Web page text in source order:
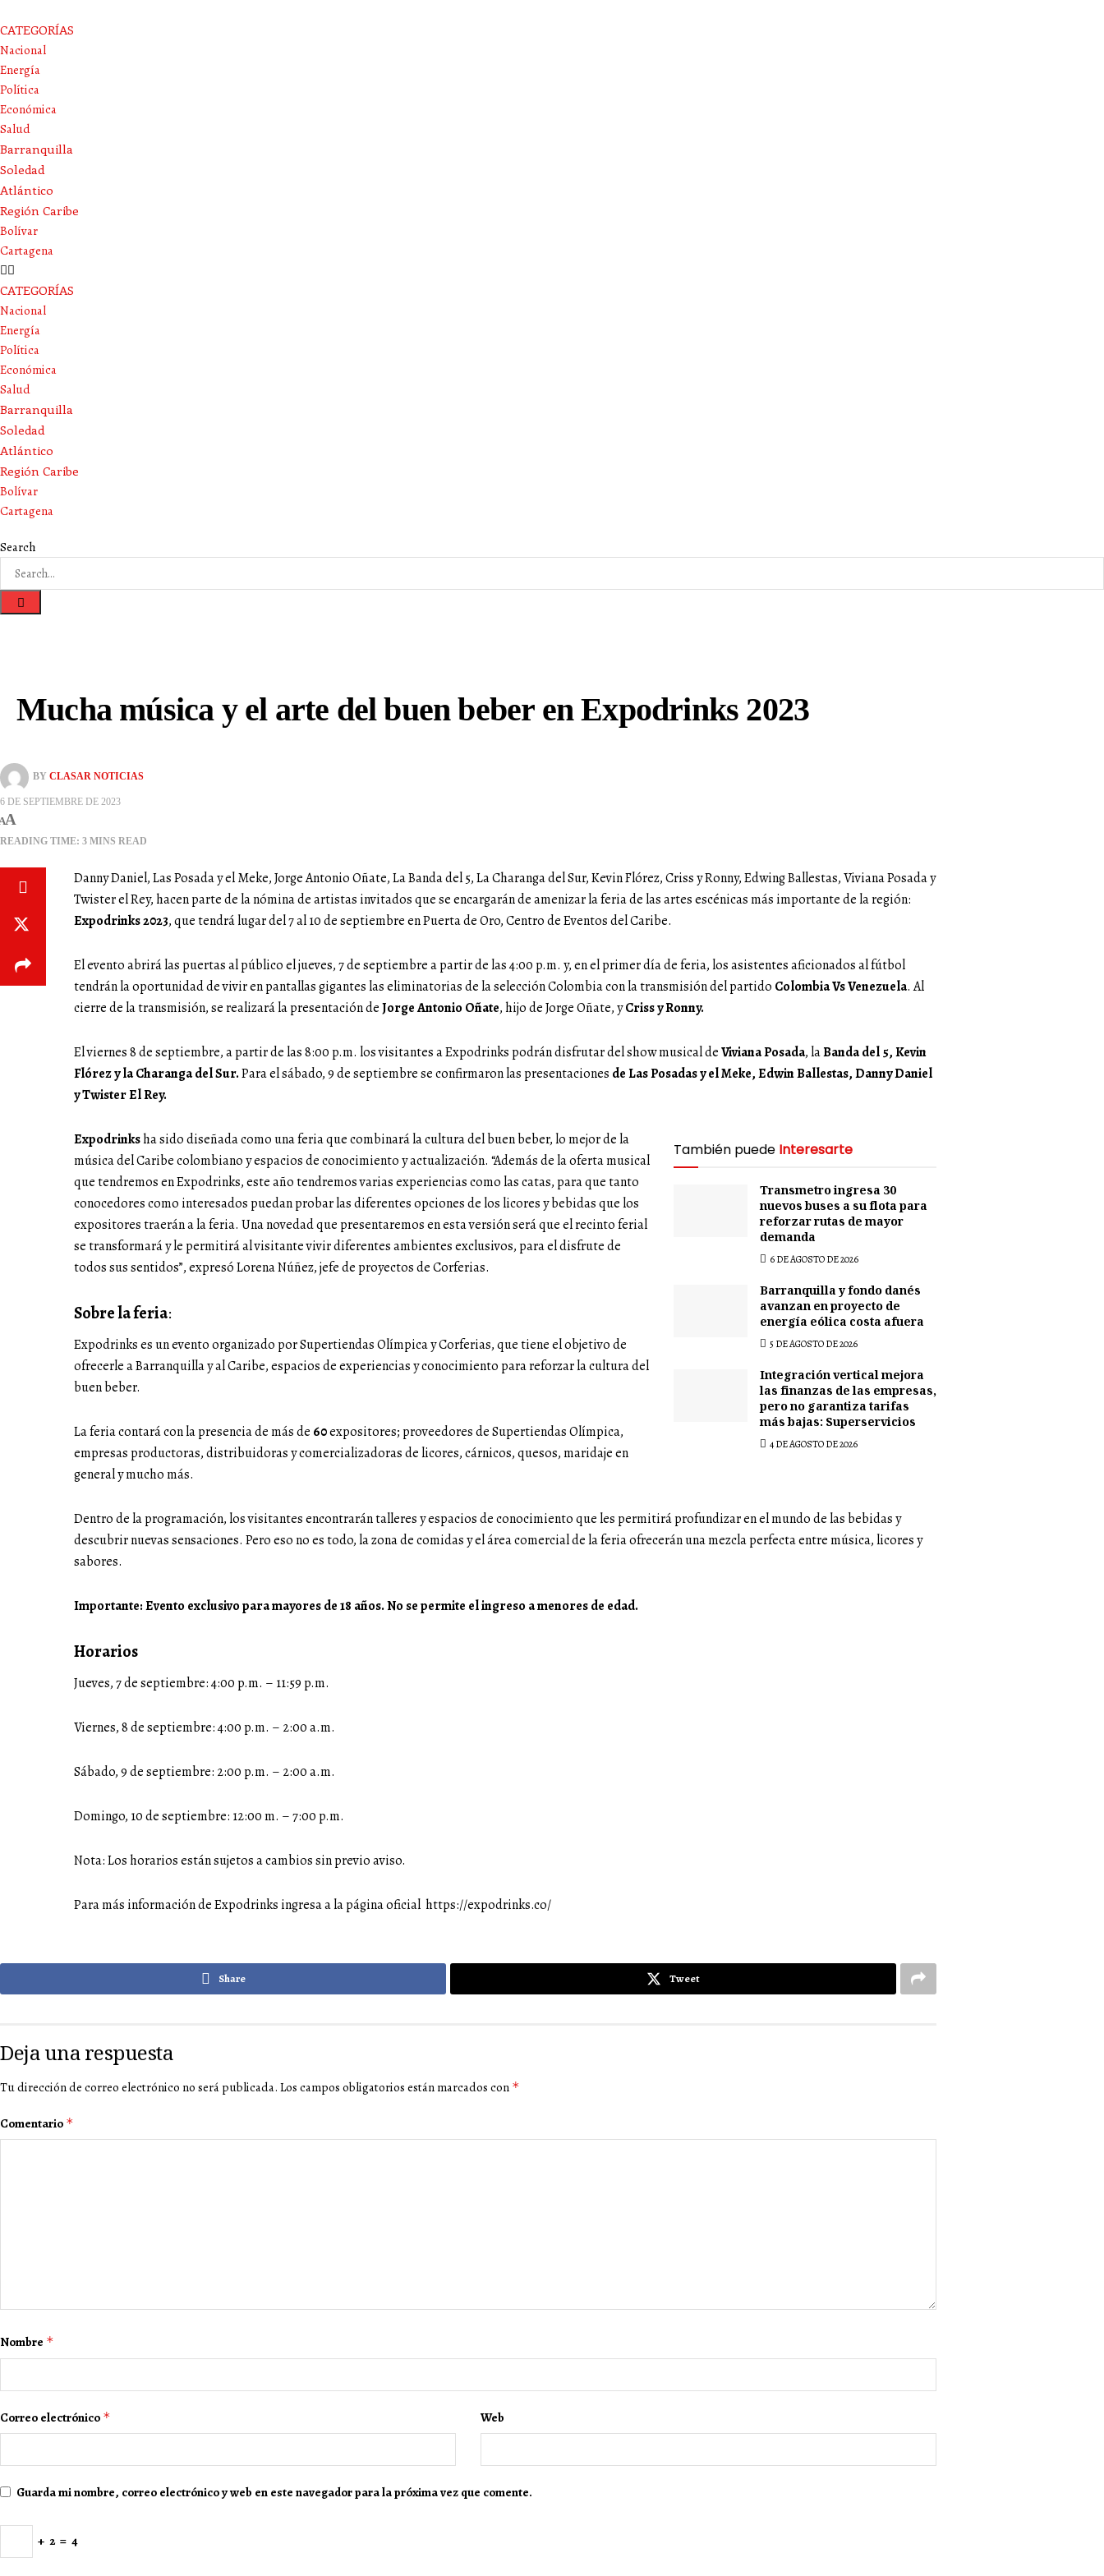
CATEGORÍAS
Nacional
Energía
Política
Económica
Salud
Barranquilla
Soledad
Atlántico
Región Caribe
Bolívar
Cartagena
CATEGORÍAS
Nacional
Energía
Política
Económica
Salud
Barranquilla
Soledad
Atlántico
Región Caribe
Bolívar
Cartagena
Search
Mucha música y el arte del buen beber en Expodrinks 2023
BY CLASAR NOTICIAS
6 DE SEPTIEMBRE DE 2023
A
READING TIME: 3 MINS READ
Danny Daniel, Las Posada y el Meke, Jorge Antonio Oñate, La Banda del 5, La Charanga del Sur, Kevin Flórez, Criss y Ronny, Edwing Ballestas, Viviana Posada y
Twister el Rey, hacen parte de la nómina de artistas invitados que se encargarán de amenizar la feria de las artes escénicas más importante de la región:
Expodrinks 2023, que tendrá lugar del 7 al 10 de septiembre en Puerta de Oro, Centro de Eventos del Caribe.
El evento abrirá las puertas al público el jueves, 7 de septiembre a partir de las 4:00 p.m. y, en el primer día de feria, los asistentes aficionados al fútbol
tendrán la oportunidad de vivir en pantallas gigantes las eliminatorias de la selección Colombia con la transmisión del partido Colombia Vs Venezuela. Al
cierre de la transmisión, se realizará la presentación deJorge Antonio Oñate, hijo de Jorge Oñate, yCriss y Ronny.
El viernes 8 de septiembre, a partir de las 8:00 p.m. los visitantes a Expodrinks podrán disfrutar del show musical deViviana Posada, laBanda del 5, Kevin
Flórez y la Charanga del Sur.Para el sábado, 9 de septiembre se confirmaron las presentaciones de Las Posadas y el Meke, Edwin Ballestas, Danny Daniel
y Twister El Rey.
También puede Interesarte
Transmetro ingresa 30
nuevos buses a su flota para
reforzar rutas de mayor
demanda
6 DE AGOSTO DE 2026
Barranquilla y fondo danés
avanzan en proyecto de
energía eólica costa afuera
5 DE AGOSTO DE 2026
Integración vertical mejora
las finanzas de las empresas,
pero no garantiza tarifas
más bajas: Superservicios
4 DE AGOSTO DE 2026
Expodrinksha sido diseñada como una feria que combinará la cultura del buen beber, lo mejor de la
música del Caribe colombiano y espacios de conocimiento y actualización. “Además de la oferta musical
que tendremos en Expodrinks, este año tendremos varias experiencias como las catas, para que tanto
conocedores como interesados puedan probar las diferentes opciones de los licores y bebidas que los
expositores traerán a la feria. Una novedad que presentaremos en esta versión será que el recinto ferial
se transformará y le permitirá al visitante vivir diferentes ambientes exclusivos, para el disfrute de
todos sus sentidos”, expresó Lorena Núñez, jefe de proyectos de Corferias.
Sobre la feria:
Expodrinks es un evento organizado por Supertiendas Olímpica y Corferias, que tiene el objetivo de
ofrecerle a Barranquilla y al Caribe, espacios de experiencias y conocimiento para reforzar la cultura del
buen beber.
La feria contará con la presencia de más de 60expositores; proveedores de Supertiendas Olímpica,
empresas productoras, distribuidoras y comercializadoras de licores, cárnicos, quesos, maridaje en
general y mucho más.
Dentro de la programación, los visitantes encontrarán talleres y espacios de conocimiento que les permitirá profundizar en el mundo de las bebidas y
descubrir nuevas sensaciones. Pero eso no es todo, la zona de comidas y el área comercial de la feria ofrecerán una mezcla perfecta entre música, licores y
sabores.
Importante: Evento exclusivo para mayores de 18 años. No se permite el ingreso a menores de edad.
Horarios
Jueves, 7 de septiembre: 4:00 p.m. – 11:59 p.m.
Viernes, 8 de septiembre: 4:00 p.m. – 2:00 a.m.
Sábado, 9 de septiembre: 2:00 p.m. – 2:00 a.m.
Domingo, 10 de septiembre: 12:00 m. – 7:00 p.m.
Nota: Los horarios están sujetos a cambios sin previo aviso.
Para más información de Expodrinks ingresa a la página oficial https://expodrinks.co/
Share Tweet
Deja una respuesta
Tu dirección de correo electrónico no será publicada. Los campos obligatorios están marcados con *
Comentario *
Nombre *
Correo electrónico * Web
Guarda mi nombre, correo electrónico y web en este navegador para la próxima vez que comente.
+ 2 = 4